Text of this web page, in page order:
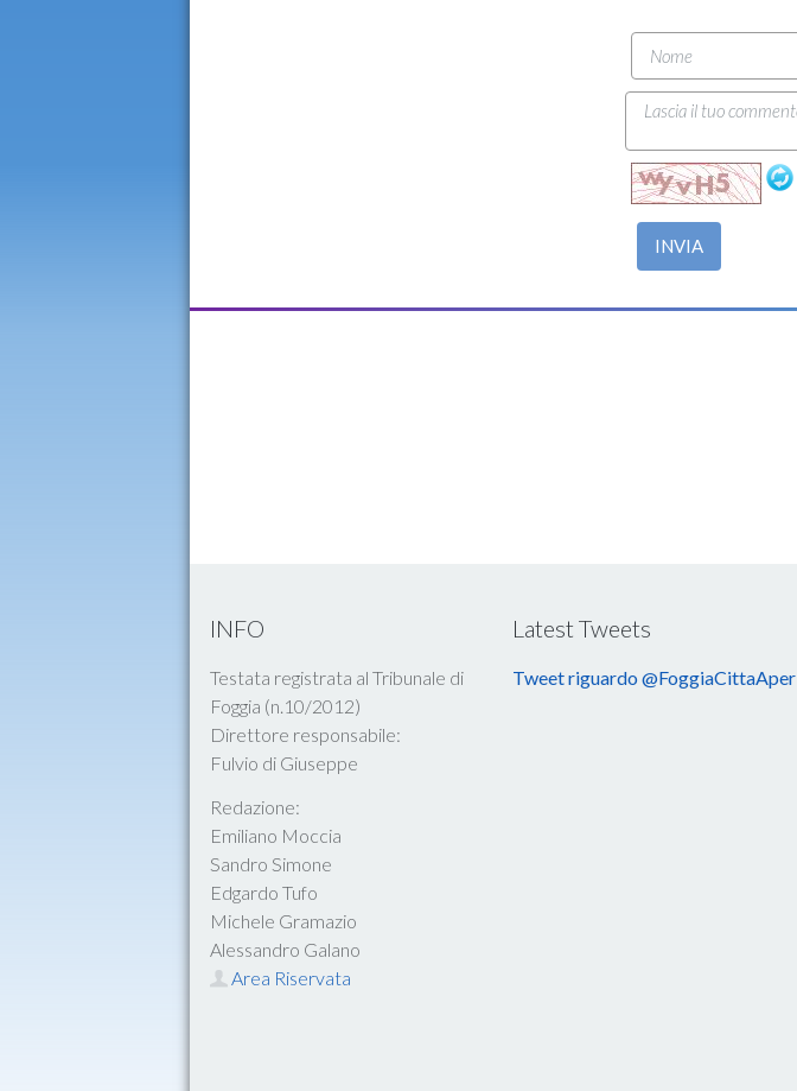
INVIA
INFO
Testata registrata al Tribunale di
Foggia (n.10/2012)
Direttore responsabile:
Fulvio di Giuseppe
Redazione:
Emiliano Moccia
Sandro Simone
Edgardo Tufo
Michele Gramazio
Alessandro Galano
Area Riservata
Latest Tweets
Tweet riguardo @FoggiaCittaAper